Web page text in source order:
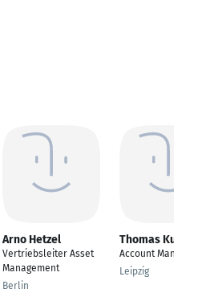
Arno Hetzel
Vertriebsleiter Asset
Management
Berlin
Thomas Kuschnick
Account Manager
Leipzig